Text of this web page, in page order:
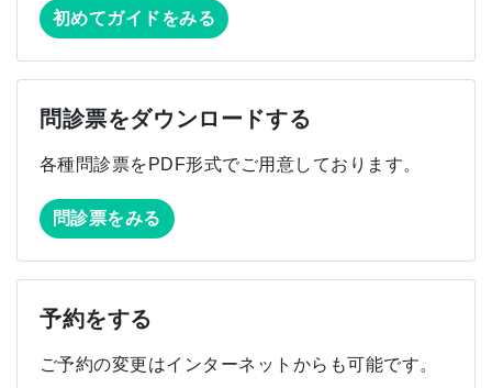
初めてガイドをみる
問診票をダウンロードする
各種問診票をPDF形式でご用意しております。
問診票をみる
予約をする
ご予約の変更はインターネットからも可能です。